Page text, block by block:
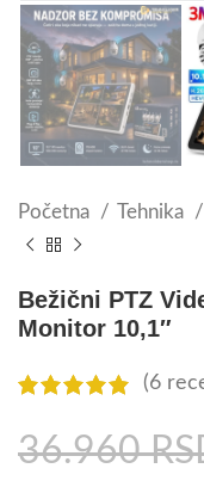
Početna Tehnika
Bežični PTZ
Monitor 10,1″
(6
36.960